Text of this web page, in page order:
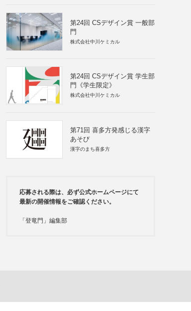
第24回 CSデザイン賞 一般部
門
株式会社中川ケミカル
第24回 CSデザイン賞 学生部
門《学生限定》
株式会社中川ケミカル
第71回 喜多方発感じる漢字
あそび
漢字のまち喜多方
応募される際は、必ず公式ホームページにて
最新の開催情報をご確認ください。
「登竜門」編集部